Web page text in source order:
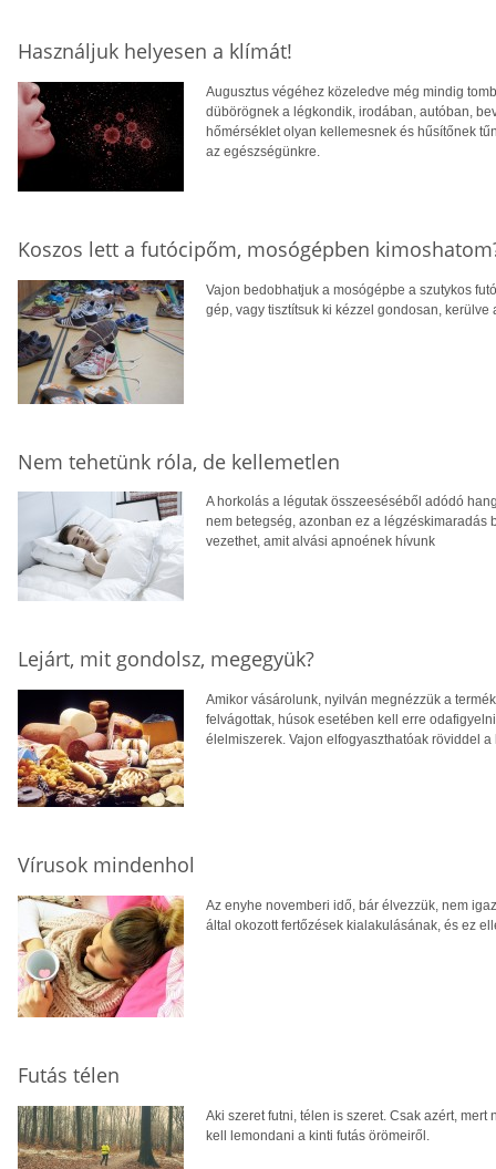
Használjuk helyesen a klímát!
Augusztus végéhez közeledve még mindig
dübörögnek a légkondik, irodában, autóban,
hőmérséklet olyan kellemesnek és hűsítőnek
az egészségünkre.
Koszos lett a futócipőm, mosógépben
Vajon bedobhatjuk a mosógépbe a szutykos
gép, vagy tisztítsuk ki kézzel gondosan,
Nem tehetünk róla, de kellemetlen
A horkolás a légutak összeeséséből adódó
nem betegség, azonban ez a
vezethet, amit alvási apnoének hívunk
Lejárt, mit gondolsz, megegyük?
Amikor vásárolunk, nyilván megnézzük a
felvágottak, húsok esetében kell erre
élelmiszerek. Vajon elfogyaszthatóak röviddel
Vírusok mindenhol
Az enyhe novemberi idő, bár élvezzük, nem
által okozott fertőzések kialakulásának, és ez
Futás télen
Aki szeret futni, télen is szeret. Csak azért,
kell lemondani a kinti futás örömeiről.